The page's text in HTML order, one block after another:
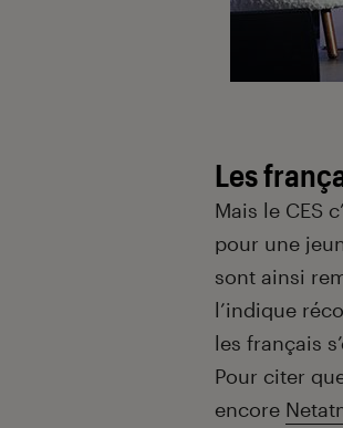
Les
Mais le CES
pour une
sont ainsi
l’indique
les français
Pour citer
encore